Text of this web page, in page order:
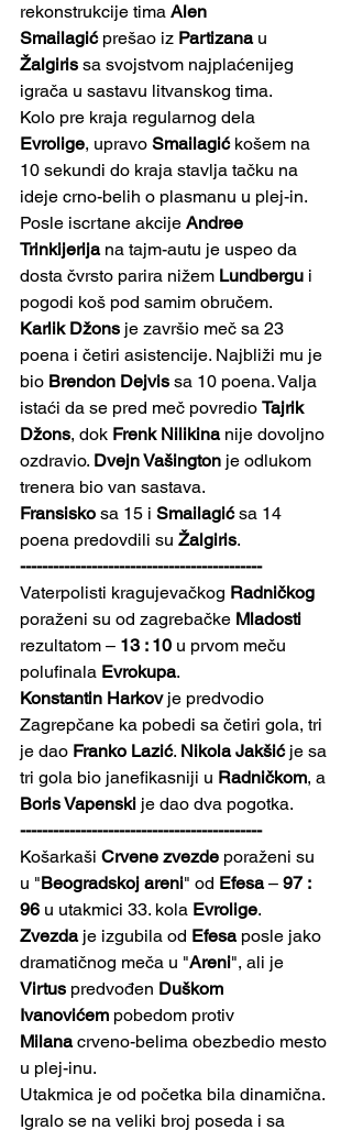
rekonstrukcije tima Alen
Smailagić prešao iz Partizana u
Žalgiris sa svojstvom najplaćenijeg
igrača u sastavu litvanskog tima.
Kolo pre kraja regularnog dela
Evrolige, upravo Smailagić košem na
10 sekundi do kraja stavlja tačku na
ideje crno-belih o plasmanu u plej-in.
Posle iscrtane akcije Andree
Trinkijerija na tajm-autu je uspeo da
dosta čvrsto parira nižem Lundbergu i
pogodi koš pod samim obručem.
Karlik Džons je završio meč sa 23
poena i četiri asistencije. Najbliži mu je
bio Brendon Dejvis sa 10 poena. Valja
istaći da se pred meč povredio Tajrik
Džons, dok Frenk Nilikina nije dovoljno
ozdravio. Dvejn Vašington je odlukom
trenera bio van sastava.
Fransisko sa 15 i Smailagić sa 14
poena predovdili su Žalgiris.
--------------------------------------------
Vaterpolisti kragujevačkog Radničkog
poraženi su od zagrebačke Mladosti
rezultatom – 13 : 10 u prvom meču
polufinala Evrokupa.
Konstantin Harkov je predvodio
Zagrepčane ka pobedi sa četiri gola, tri
je dao Franko Lazić. Nikola Jakšić je sa
tri gola bio janefikasniji u Radničkom, a
Boris Vapenski je dao dva pogotka.
--------------------------------------------
Košarkaši Crvene zvezde poraženi su
u "Beogradskoj areni" od Efesa – 97 :
96 u utakmici 33. kola Evrolige.
Zvezda je izgubila od Efesa posle jako
dramatičnog meča u "Areni", ali je
Virtus predvođen Duškom
Ivanovićem pobedom protiv
Milana crveno-belima obezbedio mesto
u plej-inu.
Utakmica je od početka bila dinamična.
Igralo se na veliki broj poseda i sa